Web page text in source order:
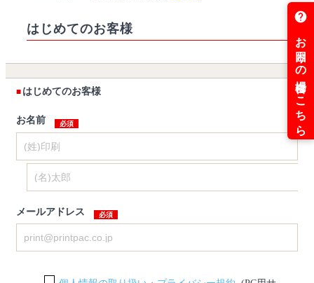
はじめてのお客様
はじめてのお客様
お名前
メールアドレス